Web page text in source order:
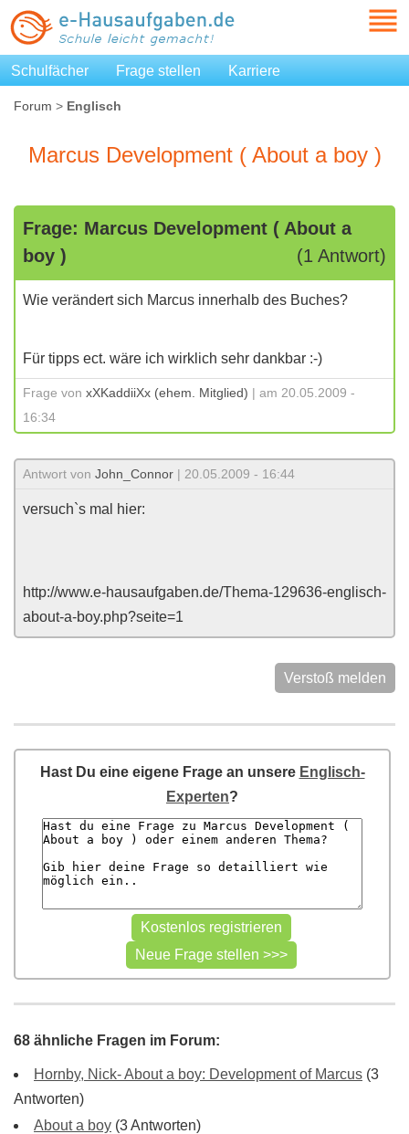
Schulfächer Frage stellen Karriere
Forum > Englisch
Marcus Development ( About a boy )
Frage: Marcus Development ( About a
boy )
(1 Antwort)
Wie verändert sich Marcus innerhalb des Buches?
Für tipps ect. wäre ich wirklich sehr dankbar :-)
Frage von xXKaddiiXx (ehem. Mitglied) | am 20.05.2009 -
16:34
Antwort von John_Connor | 20.05.2009 - 16:44
versuch`s mal hier:
http://www.e-hausaufgaben.de/Thema-129636-englisch-
about-a-boy.php?seite=1
Verstoß melden
Hast Du eine eigene Frage an unsere Englisch-
Experten?
68 ähnliche Fragen im Forum:
Hornby, Nick- About a boy: Development of Marcus (3
Antworten)
About a boy (3 Antworten)